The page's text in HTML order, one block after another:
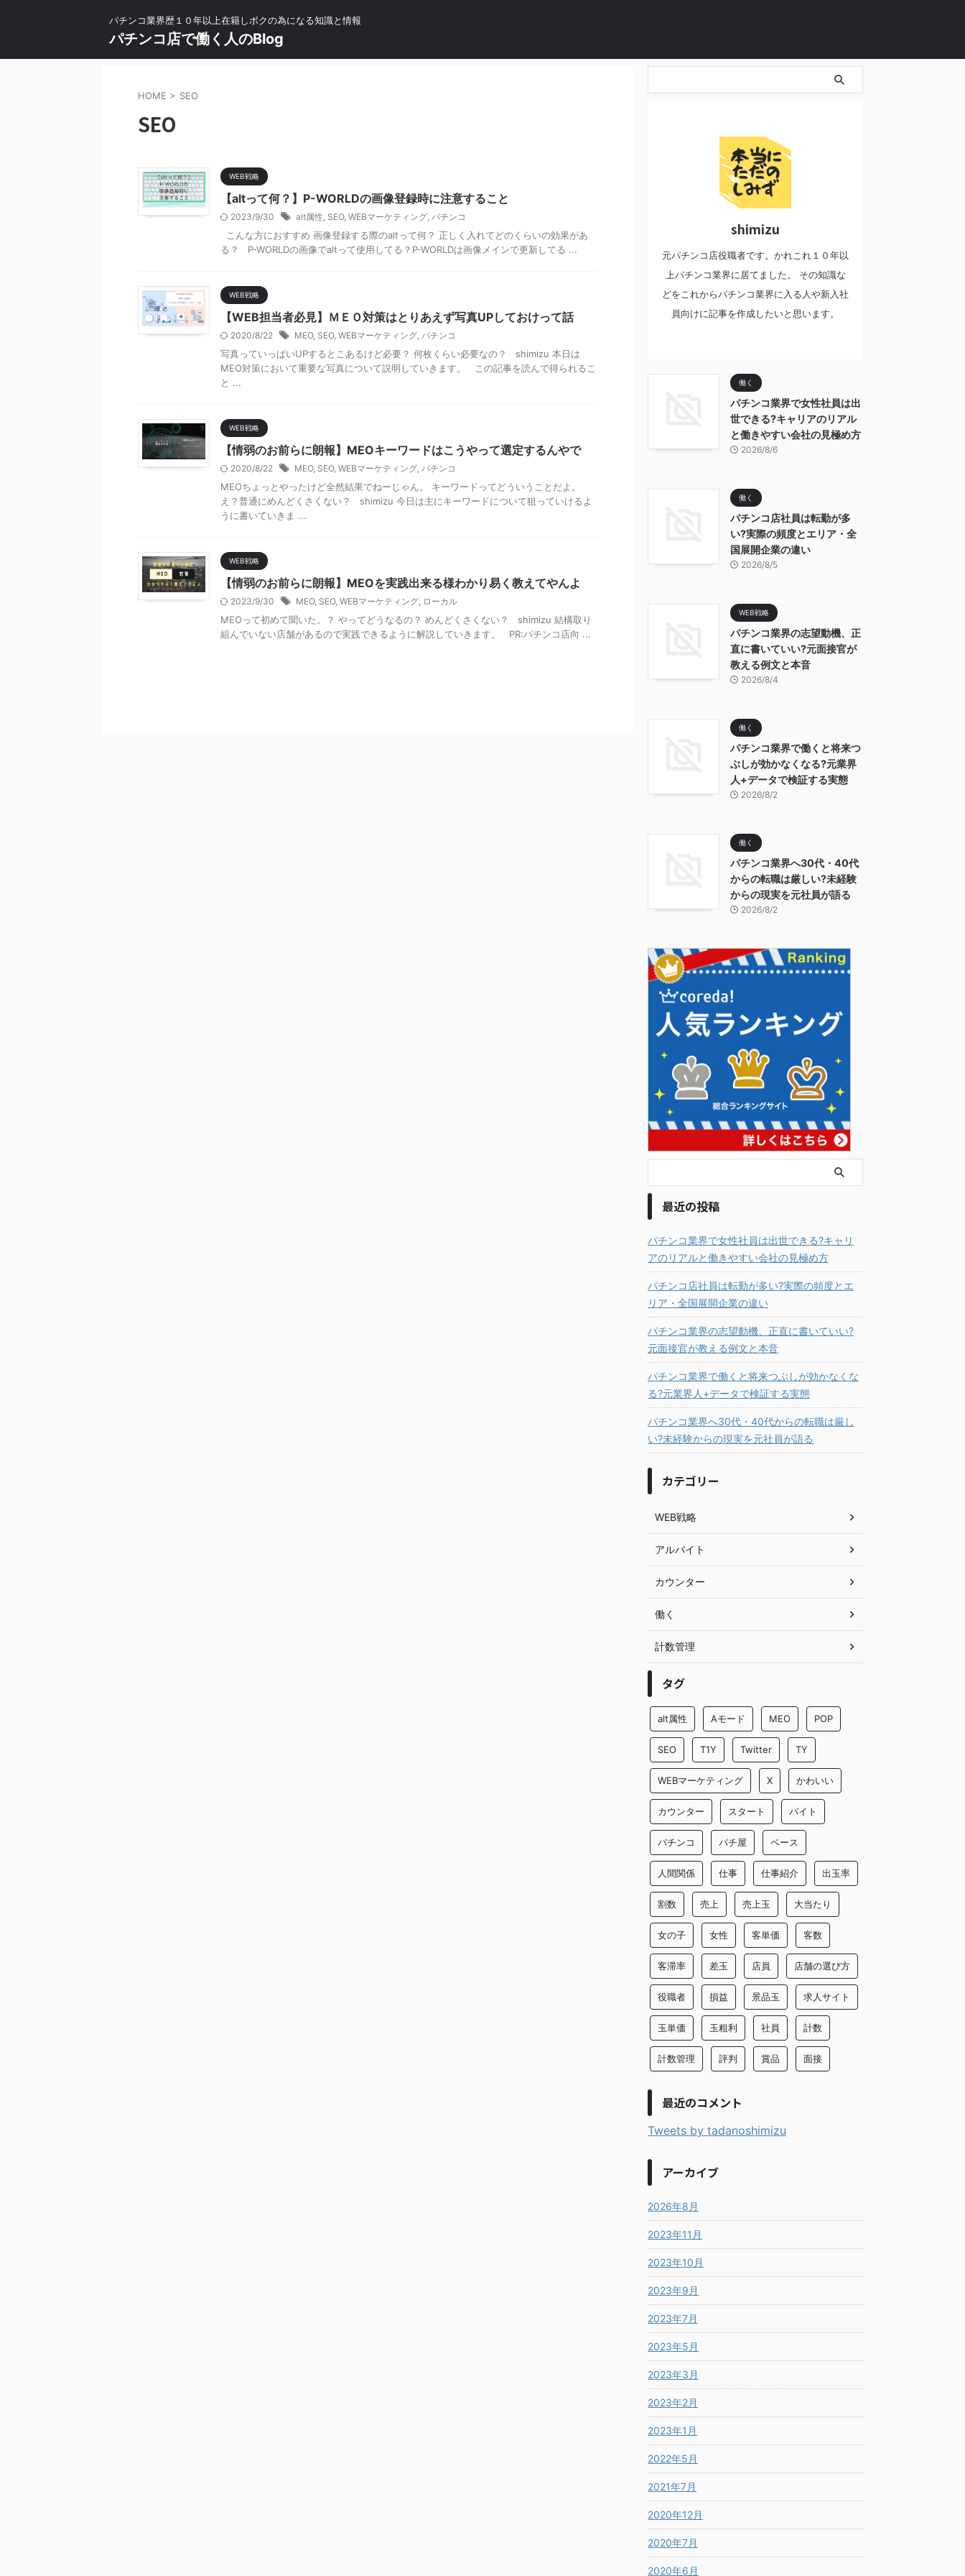
パチンコ業界歴１０年以上在籍しボクの為になる知識と情報
パチンコ店で働く人のBlog
HOME > SEO
SEO
WEB戦略
【altって何？】P-WORLDの画像登録時に注意すること
2023/9/30 alt属性, SEO, WEBマーケティング, パチンコ
こんな方におすすめ 画像登録する際のaltって何？ 正しく入れてどのくらいの効果があ
る？ P-WORLDの画像でaltって使用してる？P-WORLDは画像メインで更新してる ...
WEB戦略
【WEB担当者必見】ＭＥＯ対策はとりあえず写真UPしておけって話
2020/8/22 MEO, SEO, WEBマーケティング, パチンコ
写真っていっぱいUPするとこあるけど必要？ 何枚くらい必要なの？ shimizu 本日は
MEO対策において重要な写真について説明していきます。 この記事を読んで得られるこ
と ...
WEB戦略
【情弱のお前らに朗報】MEOキーワードはこうやって選定するんやで
2020/8/22 MEO, SEO, WEBマーケティング, パチンコ
MEOちょっとやったけど全然結果でねーじゃん。 キーワードってどういうことだよ。
え？普通にめんどくさくない？ shimizu 今日は主にキーワードについて狙っていけるよ
うに書いていきま ...
WEB戦略
【情弱のお前らに朗報】MEOを実践出来る様わかり易く教えてやんよ
2023/9/30 MEO, SEO, WEBマーケティング, ローカル
MEOって初めて聞いた。？ やってどうなるの？ めんどくさくない？ shimizu 結構取り
組んでいない店舗があるので実践できるように解説していきます。 PR:パチンコ店向 ...
shimizu
元パチンコ店役職者です。かれこれ１０年以
上パチンコ業界に居てました。 その知識な
どをこれからパチンコ業界に入る人や新入社
員向けに記事を作成したいと思います。
働く
パチンコ業界で女性社員は出
世できる?キャリアのリアル
と働きやすい会社の見極め方
2026/8/6
働く
パチンコ店社員は転勤が多
い?実際の頻度とエリア・全
国展開企業の違い
2026/8/5
WEB戦略
パチンコ業界の志望動機、正
直に書いていい?元面接官が
教える例文と本音
2026/8/4
働く
パチンコ業界で働くと将来つ
ぶしが効かなくなる?元業界
人+データで検証する実態
2026/8/2
働く
パチンコ業界へ30代・40代
からの転職は厳しい?未経験
からの現実を元社員が語る
2026/8/2
最近の投稿
パチンコ業界で女性社員は出世できる?キャリ
アのリアルと働きやすい会社の見極め方
パチンコ店社員は転勤が多い?実際の頻度とエ
リア・全国展開企業の違い
パチンコ業界の志望動機、正直に書いていい?
元面接官が教える例文と本音
パチンコ業界で働くと将来つぶしが効かなくな
る?元業界人+データで検証する実態
パチンコ業界へ30代・40代からの転職は厳し
い?未経験からの現実を元社員が語る
カテゴリー
WEB戦略
アルバイト
カウンター
働く
計数管理
タグ
alt属性 Aモード MEO POP
SEO T1Y Twitter TY
WEBマーケティング X かわいい
カウンター スタート バイト
パチンコ パチ屋 ベース
人間関係 仕事 仕事紹介 出玉率
割数 売上 売上玉 大当たり
女の子 女性 客単価 客数
客滞率 差玉 店員 店舗の選び方
役職者 損益 景品玉 求人サイト
玉単価 玉粗利 社員 計数
計数管理 評判 賞品 面接
最近のコメント
Tweets by tadanoshimizu
アーカイブ
2026年8月
2023年11月
2023年10月
2023年9月
2023年7月
2023年5月
2023年3月
2023年2月
2023年1月
2022年5月
2021年7月
2020年12月
2020年7月
2020年6月